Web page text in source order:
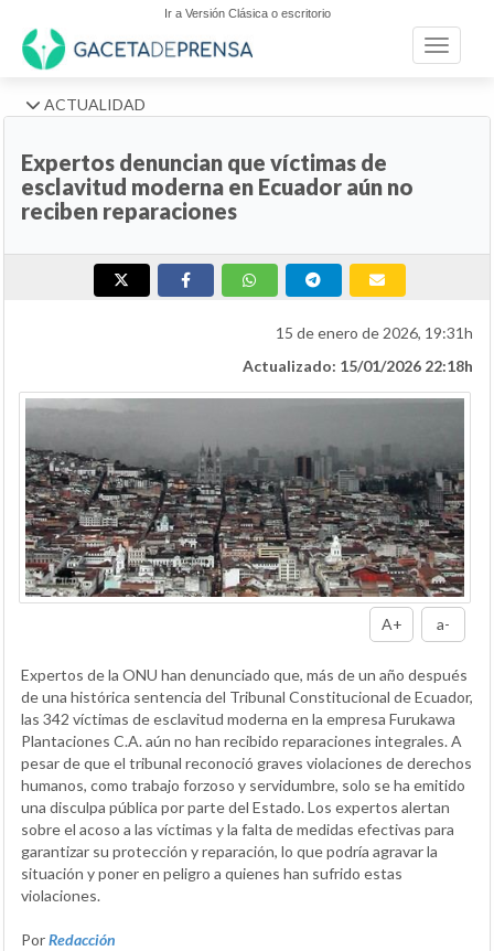
Ir a Versión Clásica o escritorio
Toggle
ACTUALIDAD
Expertos denuncian que víctimas de
esclavitud moderna en Ecuador aún no
reciben reparaciones
15 de enero de 2026, 19:31h
Actualizado: 15/01/2026 22:18h
A+ a-
Expertos de la ONU han denunciado que, más de un año después
de una histórica sentencia del Tribunal Constitucional de Ecuador,
las 342 víctimas de esclavitud moderna en la empresa Furukawa
Plantaciones C.A. aún no han recibido reparaciones integrales. A
pesar de que el tribunal reconoció graves violaciones de derechos
humanos, como trabajo forzoso y servidumbre, solo se ha emitido
una disculpa pública por parte del Estado. Los expertos alertan
sobre el acoso a las víctimas y la falta de medidas efectivas para
garantizar su protección y reparación, lo que podría agravar la
situación y poner en peligro a quienes han sufrido estas
violaciones.
PorRedacción